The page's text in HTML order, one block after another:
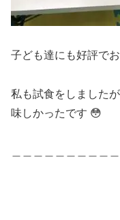
子ども達にも好評で
私も試食をしました
味しかったです 😳